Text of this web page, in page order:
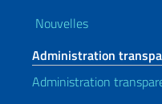
Nouvelles
Administration
Administration